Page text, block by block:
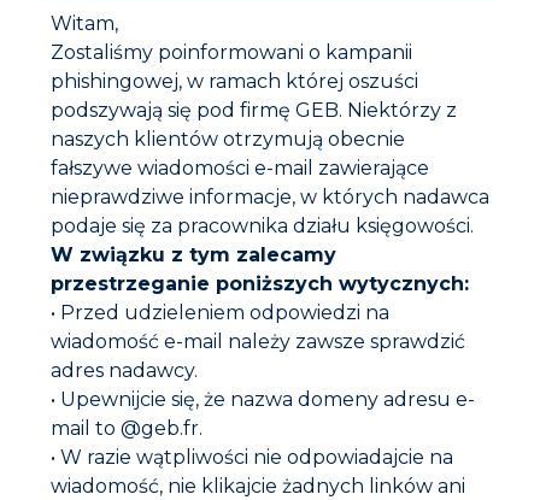
GEB Polska Sp.
z o.o.
ul. Krakowiaków 80/98, 02-255 Warszawa Kapitał
zakładowy 400 000 PLN – NIP: 527-24-95-194 Regon:
140417094 – KRS 0000249707
Witam,
Zostaliśmy poinformowani o kampanii
phishingowej, w ramach której oszuści
podszywają się pod firmę GEB. Niektórzy z
naszych klientów otrzymują obecnie
fałszywe wiadomości e-mail zawierające
nieprawdziwe informacje, w których nadawca
podaje się za pracownika działu księgowości.
W związku z tym zalecamy
przestrzeganie poniższych wytycznych:
• Przed udzieleniem odpowiedzi na
wiadomość e-mail należy zawsze sprawdzić
adres nadawcy.
• Upewnijcie się, że nazwa domeny adresu e-
mail to @geb.fr.
• W razie wątpliwości nie odpowiadajcie na
wiadomość, nie klikajcie żadnych linków ani